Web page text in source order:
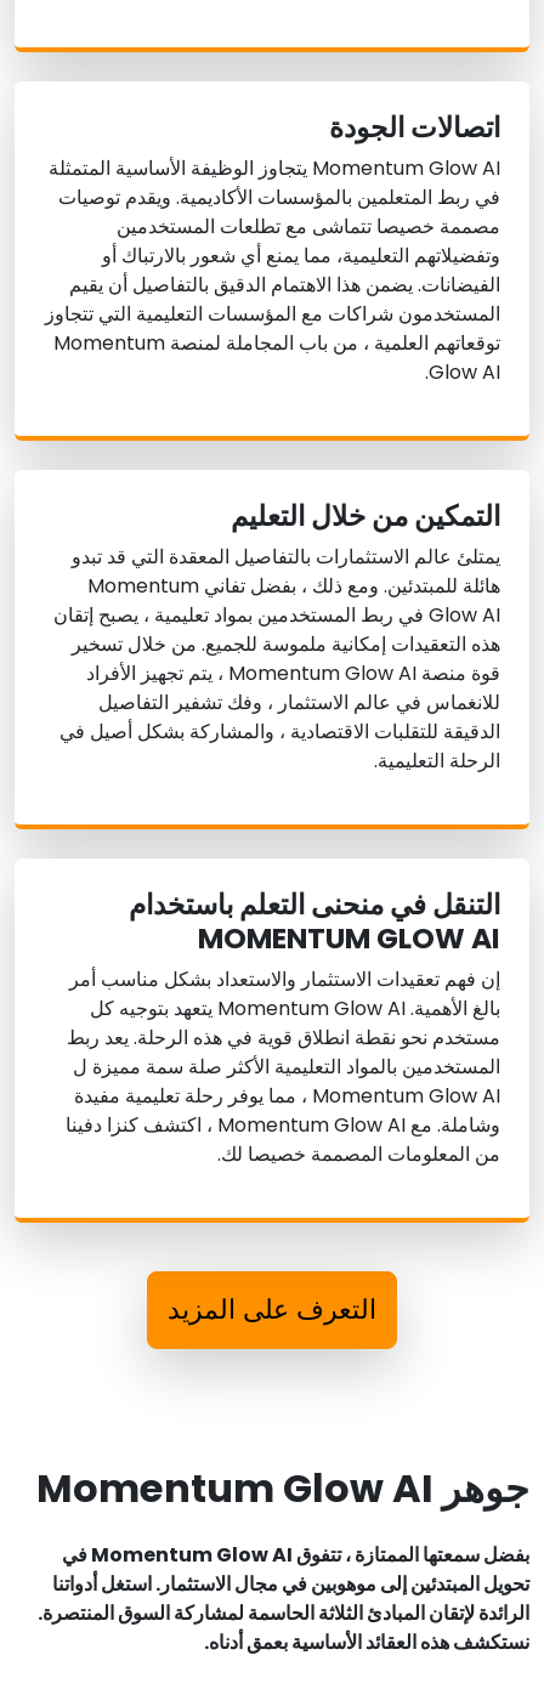
اتصالات الجودة
Momentum Glow AI يتجاوز الوظيفة الأساسية المتمثلة
في ربط المتعلمين بالمؤسسات الأكاديمية. ويقدم توصيات
مصممة خصيصا تتماشى مع تطلعات المستخدمين
وتفضيلاتهم التعليمية، مما يمنع أي شعور بالارتباك أو
الفيضانات. يضمن هذا الاهتمام الدقيق بالتفاصيل أن يقيم
المستخدمون شراكات مع المؤسسات التعليمية التي تتجاوز
توقعاتهم العلمية ، من باب المجاملة لمنصة Momentum
Glow AI.
التمكين من خلال التعليم
يمتلئ عالم الاستثمارات بالتفاصيل المعقدة التي قد تبدو
هائلة للمبتدئين. ومع ذلك ، بفضل تفاني Momentum
Glow AI في ربط المستخدمين بمواد تعليمية ، يصبح إتقان
هذه التعقيدات إمكانية ملموسة للجميع. من خلال تسخير
قوة منصة Momentum Glow AI ، يتم تجهيز الأفراد
للانغماس في عالم الاستثمار ، وفك تشفير التفاصيل
الدقيقة للتقلبات الاقتصادية ، والمشاركة بشكل أصيل في
الرحلة التعليمية.
التنقل في منحنى التعلم باستخدام
MOMENTUM GLOW AI
إن فهم تعقيدات الاستثمار والاستعداد بشكل مناسب أمر
بالغ الأهمية. Momentum Glow AI يتعهد بتوجيه كل
مستخدم نحو نقطة انطلاق قوية في هذه الرحلة. يعد ربط
المستخدمين بالمواد التعليمية الأكثر صلة سمة مميزة ل
Momentum Glow AI ، مما يوفر رحلة تعليمية مفيدة
وشاملة. مع Momentum Glow AI ، اكتشف كنزا دفينا
من المعلومات المصممة خصيصا لك.
التعرف على المزيد
جوهر Momentum Glow AI
بفضل سمعتها الممتازة ، تتفوق Momentum Glow AI في
تحويل المبتدئين إلى موهوبين في مجال الاستثمار. استغل أدواتنا
الرائدة لإتقان المبادئ الثلاثة الحاسمة لمشاركة السوق المنتصرة.
نستكشف هذه العقائد الأساسية بعمق أدناه.